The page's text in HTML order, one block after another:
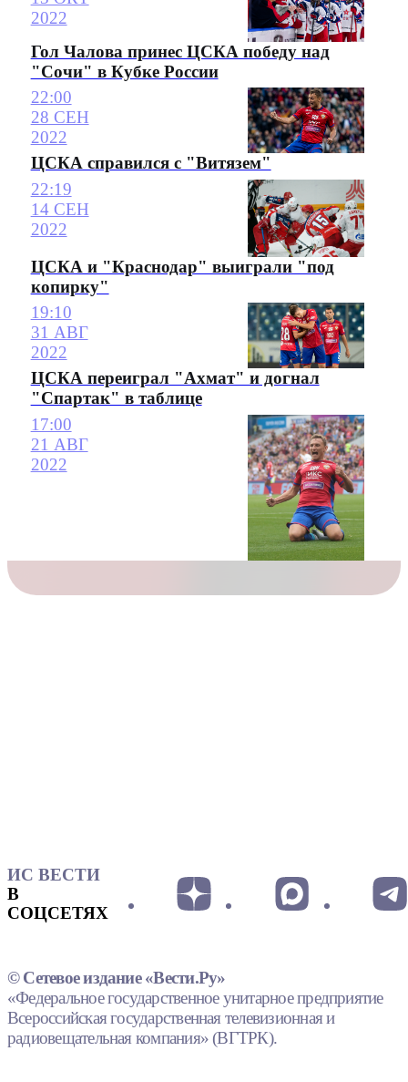
2022
Гол Чалова принес ЦСКА победу над
"Сочи" в Кубке России
22:00
28 СЕН
2022
ЦСКА справился с "Витязем"
22:19
14 СЕН
2022
ЦСКА и "Краснодар" выиграли "под
копирку"
19:10
31 АВГ
2022
ЦСКА переиграл "Ахмат" и догнал
"Спартак" в таблице
17:00
21 АВГ
2022
ИС ВЕСТИ
В
СОЦСЕТЯХ
© Сетевое издание «Вести.Ру»
«Федеральное государственное унитарное предприятие
Всероссийская государственная телевизионная и
радиовещательная компания» (ВГТРК).